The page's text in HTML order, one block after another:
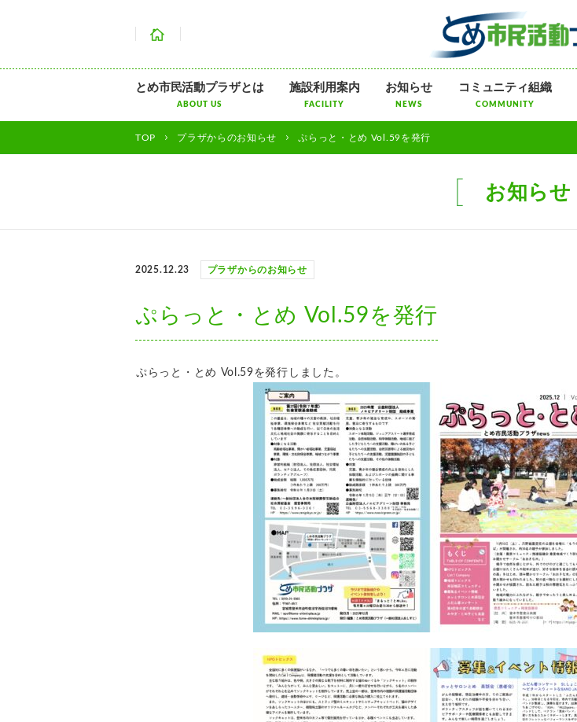
ニ
ば
す
とめ市民活動プラザとは
ABOUT US
施設利用案内
FACILITY
お知らせ
NEWS
コミュニティ組織
COMMUNITY
TOP プラザからのお知らせ ぷらっと・とめ Vol.59を発行
お知らせ
2025.12.23 プラザからのお知らせ
ぷらっと・とめ Vol.59を発行
ぷらっと・とめ Vol.59を発行しました。